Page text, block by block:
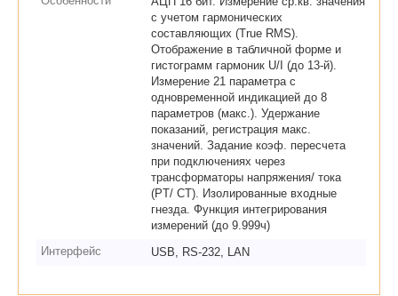
с учетом гармонических
составляющих (True RMS).
Отображение в табличной форме и
гистограмм гармоник U/I (до 13-й).
Измерение 21 параметра с
одновременной индикацией до 8
параметров (макс.). Удержание
показаний, регистрация макс.
значений. Задание коэф. пересчета
при подключениях через
трансформаторы напряжения/ тока
(PT/ CT). Изолированные входные
гнезда. Функция интегрирования
измерений (до 9.999ч)
Интерфейс
USB, RS-232, LAN